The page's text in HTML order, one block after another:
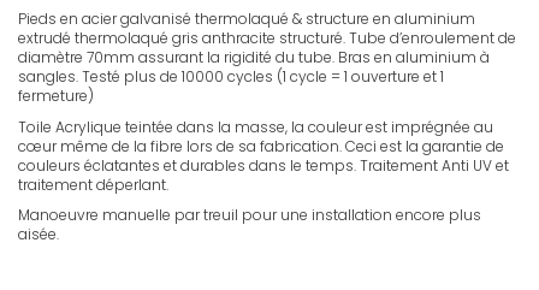
Pieds en acier galvanisé thermolaqué & structure en aluminium
extrudé thermolaqué gris anthracite structuré. Tube d’enroulement de
diamètre 70mm assurant la rigidité du tube. Bras en aluminium à
sangles. Testé plus de 10000 cycles (1 cycle = 1 ouverture et 1
fermeture)
Toile Acrylique teintée dans la masse, la couleur est imprégnée au
cœur même de la fibre lors de sa fabrication. Ceci est la garantie de
couleurs éclatantes et durables dans le temps. Traitement Anti UV et
traitement déperlant.
Manoeuvre manuelle par treuil pour une installation encore plus
aisée.